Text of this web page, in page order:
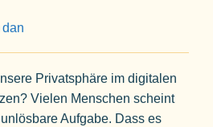
dan
Privatsphäre im digitalen
Vielen Menschen scheint
Aufgabe. Dass es